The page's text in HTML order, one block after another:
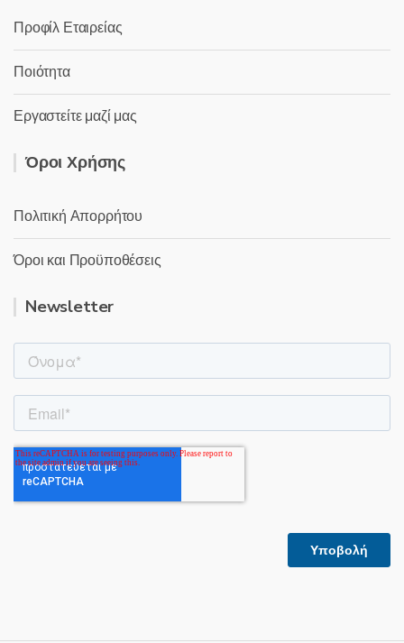
Προφίλ Εταιρείας
Ποιότητα
Εργαστείτε μαζί μας
Όροι Χρήσης
Πολιτική Απορρήτου
Όροι και Προϋποθέσεις
Newsletter